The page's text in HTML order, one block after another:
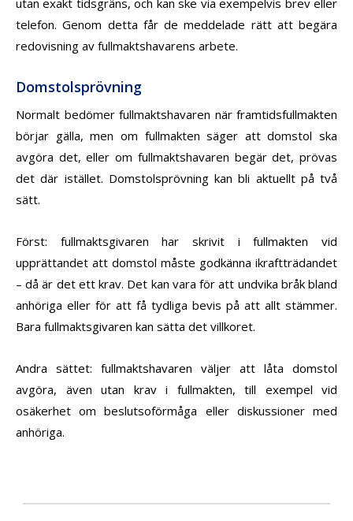
utan exakt tidsgräns, och kan ske via exempelvis brev eller
telefon. Genom detta får de meddelade rätt att begära
redovisning av fullmaktshavarens arbete.
Domstolsprövning
Normalt bedömer fullmaktshavaren när framtidsfullmakten
börjar gälla, men om fullmakten säger att domstol ska
avgöra det, eller om fullmaktshavaren begär det, prövas
det där istället. Domstolsprövning kan bli aktuellt på två
sätt.
Först: fullmaktsgivaren har skrivit i fullmakten vid
upprättandet att domstol måste godkänna ikraftträdandet
– då är det ett krav. Det kan vara för att undvika bråk bland
anhöriga eller för att få tydliga bevis på att allt stämmer.
Bara fullmaktsgivaren kan sätta det villkoret.
Andra sättet: fullmaktshavaren väljer att låta domstol
avgöra, även utan krav i fullmakten, till exempel vid
osäkerhet om beslutsoförmåga eller diskussioner med
anhöriga.